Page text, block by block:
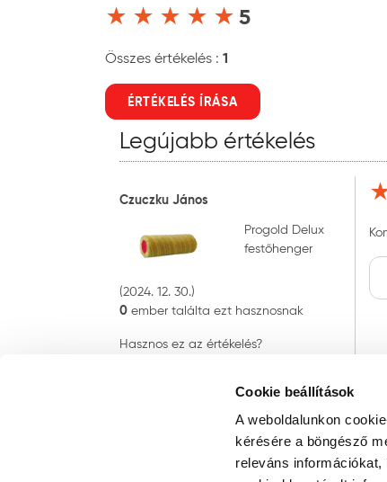
Cookie beállítások
A weboldalunkon
kérésére a böngésző
releváns
5
Összes értékelés : 1
ÉRTÉKELÉS ÍRÁSA
Legújabb értékelés
Czuczku János
Progold Delux
festőhenger
(2024. 12. 30.)
0 ember találta ezt hasznosnak
Hasznos ez az értékelés?